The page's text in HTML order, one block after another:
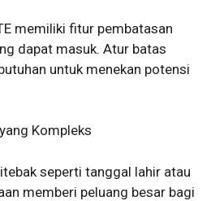
memiliki fitur pembatasan
dapat masuk. Atur batas
untuk menekan potensi
Kompleks
seperti tanggal lahir atau
memberi peluang besar bagi